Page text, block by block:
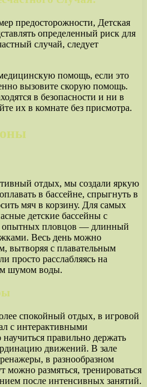
предосторожности, Детская
определенный риск для
случай, следует
помощь, если это
вызовите скорую помощь.
в безопасности и ни в
их в комнате без присмотра.
отдых, мы создали яркую
в бассейне, спрыгнуть в
мяч в корзину. Для самых
детские бассейны с
опытных пловцов — длинный
Весь день можно
вытворяя с плавательным
просто расслабляясь на
шумом воды.
спокойный отдых, в игровой
с интерактивными
правильно держать
движений. В зале
в разнообразном
можно размяться, тренироваться
после интенсивных занятий.